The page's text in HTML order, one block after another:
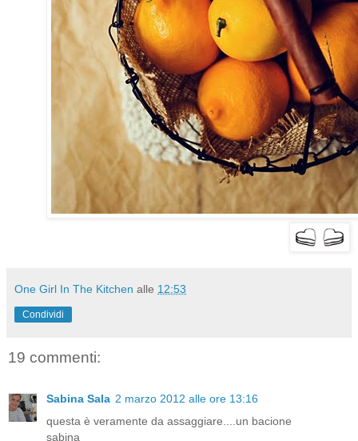
One Girl In The Kitchen alle 12:53
Condividi
19 commenti:
Sabina Sala 2 marzo 2012 alle ore 13:16
questa è veramente da assaggiare....un bacione
sabina